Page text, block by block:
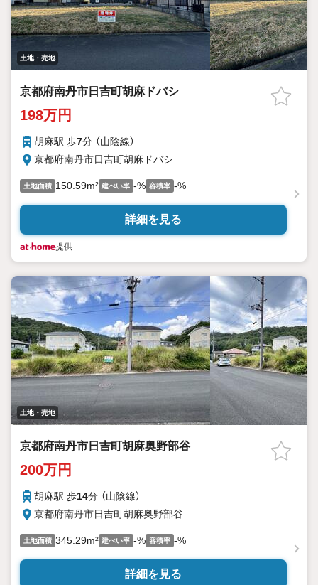
土地・売地
京都府南丹市日吉町胡麻ドバシ
198万円
胡麻駅 歩7分 （山陰線）
京都府南丹市日吉町胡麻ドバシ
土地面積 150.59m² 建ぺい率 -% 容積率 -%
詳細を見る
提供
土地・売地
京都府南丹市日吉町胡麻奥野部谷
200万円
胡麻駅 歩14分 （山陰線）
京都府南丹市日吉町胡麻奥野部谷
土地面積 345.29m² 建ぺい率 -% 容積率 -%
詳細を見る